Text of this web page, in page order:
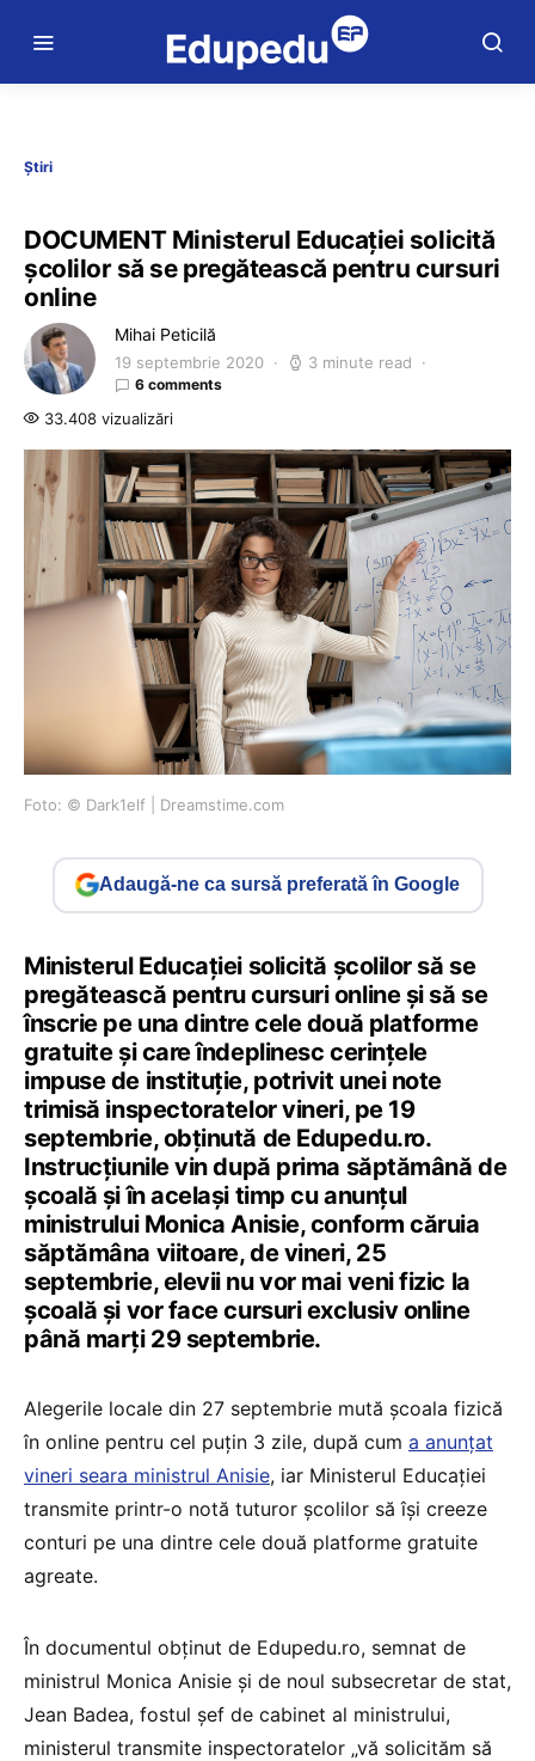
Știri
DOCUMENT Ministerul Educației solicită
școlilor să se pregătească pentru cursuri
online
Mihai Peticilă
19 septembrie 2020 3 minute read
6 comments
33.408 vizualizări
Foto: © Dark1elf | Dreamstime.com
Adaugă-ne ca sursă preferată în Google
Ministerul Educației solicită școlilor să se
pregătească pentru cursuri online și să se
înscrie pe una dintre cele două platforme
gratuite și care îndeplinesc cerințele
impuse de instituție, potrivit unei note
trimisă inspectoratelor vineri, pe 19
septembrie, obținută de Edupedu.ro.
Instrucțiunile vin după prima săptămână de
școală și în același timp cu anunțul
ministrului Monica Anisie, conform căruia
săptămâna viitoare, de vineri, 25
septembrie, elevii nu vor mai veni fizic la
școală și vor face cursuri exclusiv online
până marți 29 septembrie.
Alegerile locale din 27 septembrie mută școala fizică
în online pentru cel puțin 3 zile, după cum a anunțat
vineri seara ministrul Anisie, iar Ministerul Educației
transmite printr-o notă tuturor școlilor să își creeze
conturi pe una dintre cele două platforme gratuite
agreate.
În documentul obținut de Edupedu.ro, semnat de
ministrul Monica Anisie și de noul subsecretar de stat,
Jean Badea, fostul șef de cabinet al ministrului,
ministerul transmite inspectoratelor „vă solicităm să